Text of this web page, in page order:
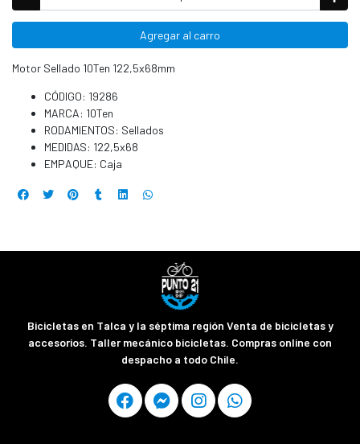
Agregar al carro
Motor Sellado 10Ten 122,5x68mm
CÓDIGO: 19286
MARCA: 10Ten
RODAMIENTOS: Sellados
MEDIDAS: 122,5x68
EMPAQUE: Caja
Bicicletas en Talca y la séptima región Venta de bicicletas y
accesorios. Taller mecánico bicicletas. Compras online con
despacho a todo Chile.